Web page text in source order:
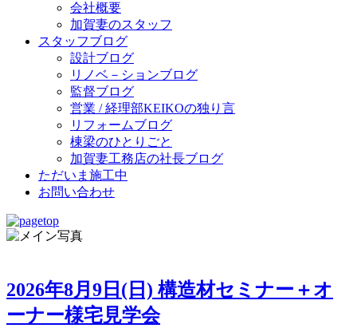
会社概要
加賀妻のスタッフ
スタッフブログ
設計ブログ
リノベ－ションブログ
監督ブログ
営業 / 経理部KEIKOの独り言
リフォームブログ
棟梁のひとりごと
加賀妻工務店の社長ブログ
ただいま施工中
お問い合わせ
2026年8月9日(日) 構造材セミナー＋オ
ーナー様宅見学会